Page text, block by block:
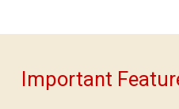
Important